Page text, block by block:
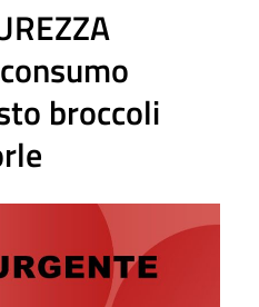
broccoli